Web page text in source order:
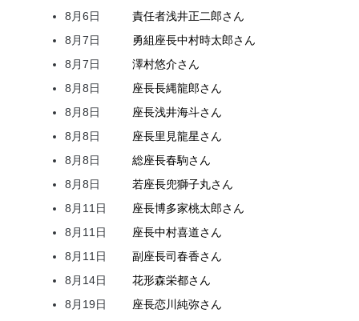
8月6日
責任者浅井正二郎さん
8月7日
勇組座長中村時太郎さん
8月7日
澤村悠介さん
8月8日
座長長縄龍郎さん
8月8日
座長浅井海斗さん
8月8日
座長里見龍星さん
8月8日
総座長春駒さん
8月8日
若座長兜獅子丸さん
8月11日
座長博多家桃太郎さん
8月11日
座長中村喜道さん
8月11日
副座長司春香さん
8月14日
花形森栄都さん
8月19日
座長恋川純弥さん